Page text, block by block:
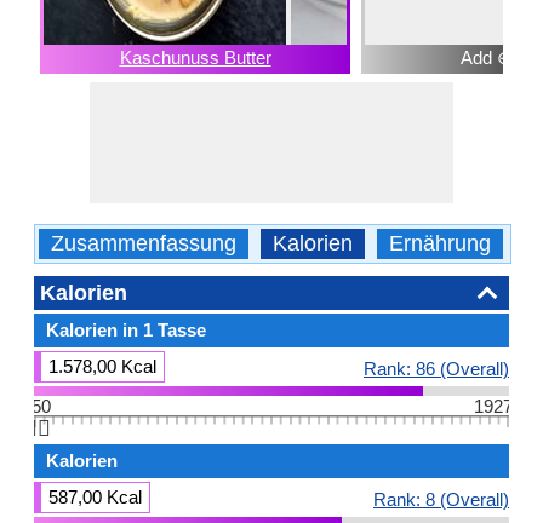
Kaschunuss Butter Add ⊕
Zusammenfassung Kalorien Ernährung
Kalorien
Kalorien in 1 Tasse
1.578,00 Kcal
Rank: 86 (Overall)
50
1927
👆🏻
Kalorien
587,00 Kcal
Rank: 8 (Overall)